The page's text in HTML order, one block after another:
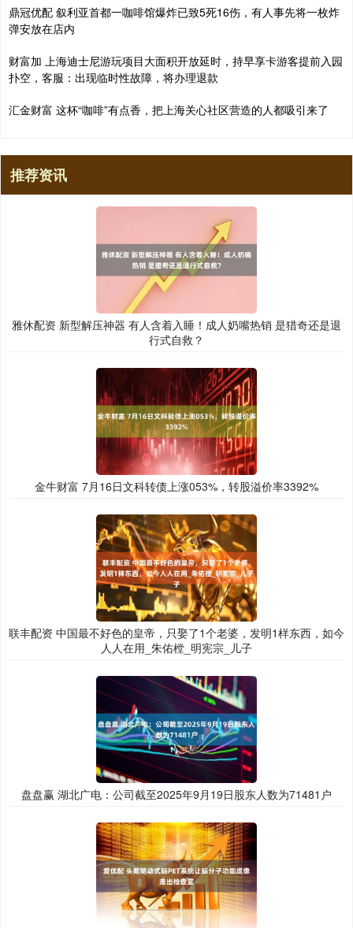
鼎冠优配 叙利亚首都一咖啡馆爆炸已致5死16伤，有人事先将一枚炸
弹安放在店内
财富加 上海迪士尼游玩项目大面积开放延时，持早享卡游客提前入园
扑空，客服：出现临时性故障，将办理退款
汇金财富 这杯“咖啡”有点香，把上海关心社区营造的人都吸引来了
推荐资讯
雅休配资 新型解压神器 有人含着入睡！成人奶嘴热销 是猎奇还是退
行式自救？
金牛财富 7月16日文科转债上涨053%，转股溢价率3392%
联丰配资 中国最不好色的皇帝，只娶了1个老婆，发明1样东西，如今
人人在用_朱佑樘_明宪宗_儿子
盘盘赢 湖北广电：公司截至2025年9月19日股东人数为71481户